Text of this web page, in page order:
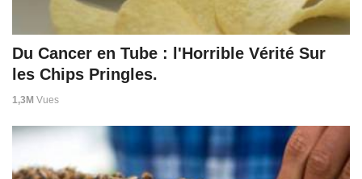
Du Cancer en Tube : l'Horrible Vérité Sur
les Chips Pringles.
1,3M Vues